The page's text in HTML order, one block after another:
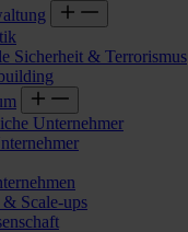
Sicherheit & Terrorismus
Unternehmer
& Scale-ups